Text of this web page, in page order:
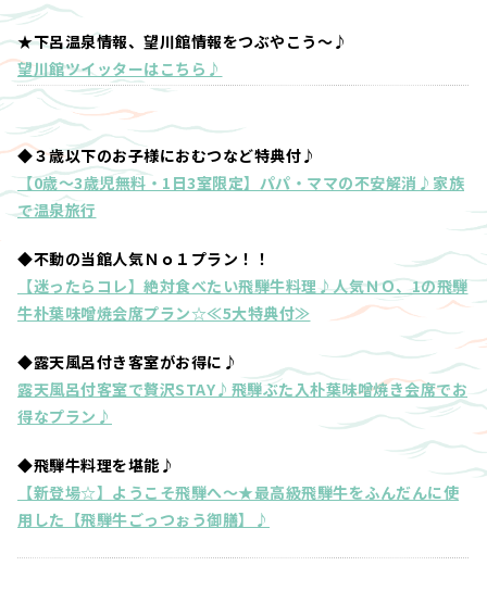
★下呂温泉情報、望川館情報をつぶやこう～♪
望川館ツイッターはこちら♪
◆３歳以下のお子様におむつなど特典付♪
【0歳～3歳児無料・1日3室限定】パパ・ママの不安解消♪家族
で温泉旅行
◆不動の当館人気Ｎｏ１プラン！！
【迷ったらコレ】絶対食べたい飛騨牛料理♪人気ＮＯ、1の飛騨
牛朴葉味噌焼会席プラン☆≪5大特典付≫
◆露天風呂付き客室がお得に♪
露天風呂付客室で贅沢STAY♪飛騨ぶた入朴葉味噌焼き会席でお
得なプラン♪
◆飛騨牛料理を堪能♪
【新登場☆】ようこそ飛騨へ～★最高級飛騨牛をふんだんに使
用した【飛騨牛ごっつぉう御膳】♪